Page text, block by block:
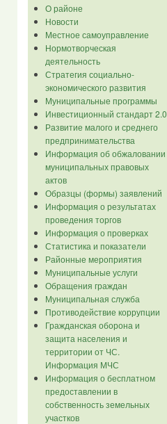
О районе
Новости
Местное самоуправление
Нормотворческая
деятельность
Стратегия социально-
экономического развития
Муниципальные программы
Инвестиционный стандарт 2.0
Развитие малого и среднего
предпринимательства
Информация об обжаловании
муниципальных правовых
актов
Образцы (формы) заявлений
Информация о результатах
проведения торгов
Информация о проверках
Статистика и показатели
Районные мероприятия
Муниципальные услуги
Обращения граждан
Муниципальная служба
Противодействие коррупции
Гражданская оборона и
защита населения и
территории от ЧС.
Информация МЧС
Информация о бесплатном
предоставлении в
собственность земельных
участков